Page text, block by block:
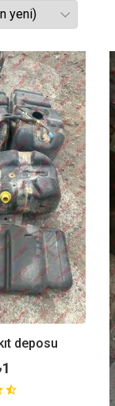
deposu